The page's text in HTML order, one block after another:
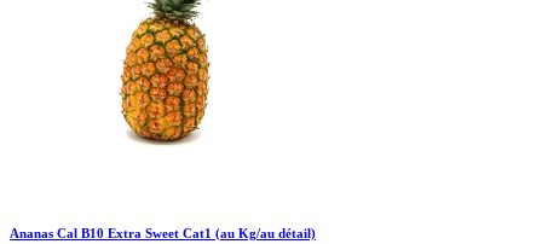
Ananas Cal B10 Extra Sweet Cat1 (au Kg/au détail)